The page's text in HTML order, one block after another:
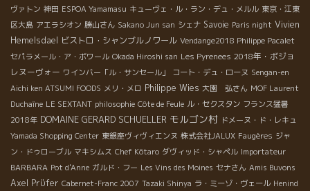
ヴァトン 神田 ESPOA Yamamasu キューヴェ・ル・ラン・デュ・メルル 東京・江東
区大島 アエラシオン 勝山さん Sakano Jun san シェナ Savoie Paris night Vivien
Hemelsdael ビストロ・シャンブルノワール Vendange2018 Philippe Pacalet
セパラメール・ア・ボワール Okada Hiroshi san Les Pyrenees 2018年・ボジョ
レヌーヴォー ワインバー「ル・サンセール」 コート・デュ・ローヌ Sengan-en
Aichi ken ATSUMI FOODS メリ・メロ Philippe Wies 大園 弘さん MOF Laurent
Duchaîne LE SEXTANT philosophie Côte de Feule ル・セクスタン フランス猛暑
2018年 DOMAINE GERARD SCHUELLER モルゴン村 ドメーヌ・ド・レキュ
Yamada Shopping Center 東銀座ヴィヴィエンヌ 株式会社JALUX Faugères ジャ
ン・ドゥローブル マキシムス Chef Kôtaro ダヴィッド・シャペル Importateur
BARBARA Pot d'Anne ガルド・フー Les Vins des Moines セナさん Amis Buvons
Axel Prϋfer Cabernet-Franc 2007 Tazaki Shinya ラ・ミーゾ・ヴェール Henind